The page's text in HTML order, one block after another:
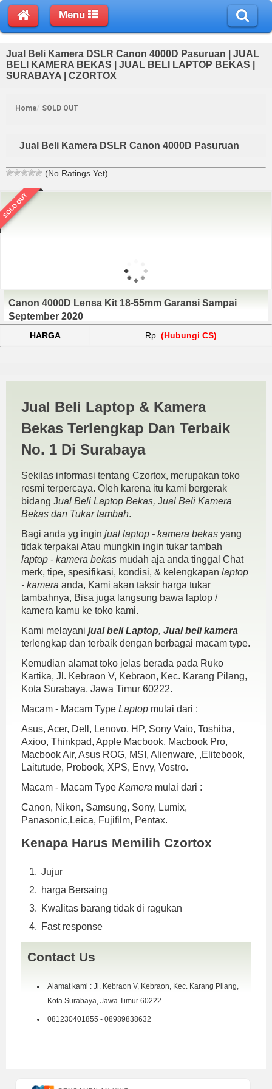
Menu
Jual Beli Kamera DSLR Canon 4000D Pasuruan | JUAL
BELI KAMERA BEKAS | JUAL BELI LAPTOP BEKAS |
SURABAYA | CZORTOX
Home SOLD OUT
Jual Beli Kamera DSLR Canon 4000D Pasuruan
(No Ratings Yet)
SOLD OUT
Canon 4000D Lensa Kit 18-55mm Garansi Sampai
September 2020
HARGA Rp. (Hubungi CS)
Canon 4000D Pasuruan |
JUAL BELI KAMERA BEKAS
| JUAL BELI LAPTOP BEKAS
| SURABAYA
Jual Beli Laptop & Kamera
Bekas Terlengkap Dan Terbaik
No. 1 Di Surabaya
Sekilas informasi tentang Czortox, merupakan toko
resmi terpercaya. Oleh karena itu kami bergerak
bidang Jual Beli Laptop Bekas, Jual Beli Kamera
Bekas dan Tukar tambah.
Bagi anda yg ingin jual laptop - kamera bekas yang
tidak terpakai Atau mungkin ingin tukar tambah
laptop - kamera bekas mudah aja anda tinggal Chat
merk, tipe, spesifikasi, kondisi, & kelengkapan laptop
- kamera anda, Kami akan taksir harga tukar
tambahnya, Bisa juga langsung bawa laptop /
kamera kamu ke toko kami.
Kami melayani jual beli Laptop, Jual beli kamera
terlengkap dan terbaik dengan berbagai macam type.
Kemudian alamat toko jelas berada pada Ruko
Kartika, Jl. Kebraon V, Kebraon, Kec. Karang Pilang,
Kota Surabaya, Jawa Timur 60222.
Macam - Macam Type Laptop mulai dari :
Asus, Acer, Dell, Lenovo, HP, Sony Vaio, Toshiba,
Axioo, Thinkpad, Apple Macbook, Macbook Pro,
Macbook Air, Asus ROG, MSI, Alienware, ,Elitebook,
Laitutude, Probook, XPS, Envy, Vostro.
Macam - Macam Type Kamera mulai dari :
Canon, Nikon, Samsung, Sony, Lumix,
Panasonic,Leica, Fujifilm, Pentax.
Kenapa Harus Memilih Czortox
Jujur
harga Bersaing
Kwalitas barang tidak di ragukan
Fast response
Contact Us
Alamat kami : Jl. Kebraon V, Kebraon, Kec. Karang Pilang,
Kota Surabaya, Jawa Timur 60222
081230401855 - 08989838632